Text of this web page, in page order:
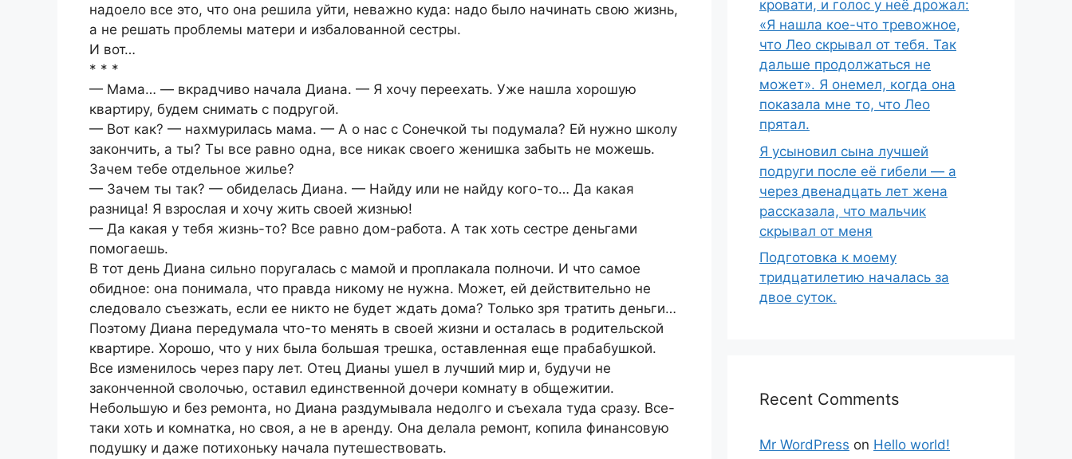
надоело все это, что она решила уйти, неважно куда: надо было начинать свою жизнь,
а не решать проблемы матери и избалованной сестры.
И вот…
* * *
— Мама… — вкрадчиво начала Диана. — Я хочу переехать. Уже нашла хорошую
квартиру, будем снимать с подругой.
— Вот как? — нахмурилась мама. — А о нас с Сонечкой ты подумала? Ей нужно школу
закончить, а ты? Ты все равно одна, все никак своего женишка забыть не можешь.
Зачем тебе отдельное жилье?
— Зачем ты так? — обиделась Диана. — Найду или не найду кого-то… Да какая
разница! Я взрослая и хочу жить своей жизнью!
— Да какая у тебя жизнь-то? Все равно дом-работа. А так хоть сестре деньгами
помогаешь.
В тот день Диана сильно поругалась с мамой и проплакала полночи. И что самое
обидное: она понимала, что правда никому не нужна. Может, ей действительно не
следовало съезжать, если ее никто не будет ждать дома? Только зря тратить деньги…
Поэтому Диана передумала что-то менять в своей жизни и осталась в родительской
квартире. Хорошо, что у них была большая трешка, оставленная еще прабабушкой.
Все изменилось через пару лет. Отец Дианы ушел в лучший мир и, будучи не
законченной сволочью, оставил единственной дочери комнату в общежитии.
Небольшую и без ремонта, но Диана раздумывала недолго и съехала туда сразу. Все-
таки хоть и комнатка, но своя, а не в аренду. Она делала ремонт, копила финансовую
подушку и даже потихоньку начала путешествовать.
кровати, и голос у неё дрожал:
«Я нашла кое-что тревожное,
что Лео скрывал от тебя. Так
дальше продолжаться не
может». Я онемел, когда она
показала мне то, что Лео
прятал.
Я усыновил сына лучшей
подруги после её гибели — а
через двенадцать лет жена
рассказала, что мальчик
скрывал от меня
Подготовка к моему
тридцатилетию началась за
двое суток.
Recent Comments
Mr WordPress on Hello world!